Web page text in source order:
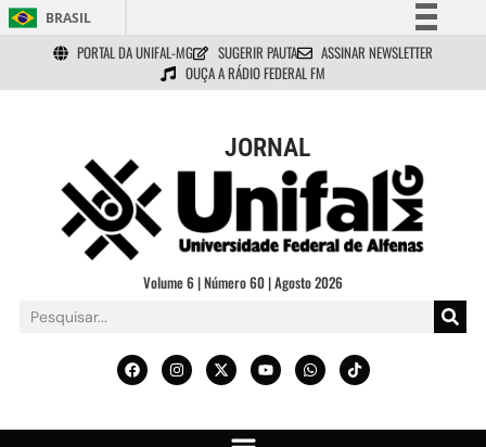
BRASIL
Simplifique!
Comunica BR
Acesso à informação
Legislação
Canais
PORTAL DA UNIFAL-MG SUGERIR PAUTA
ASSINAR NEWSLETTER
OUÇA A RÁDIO FEDERAL FM
JORNAL
Volume 6 | Número 60 | Agosto 2026